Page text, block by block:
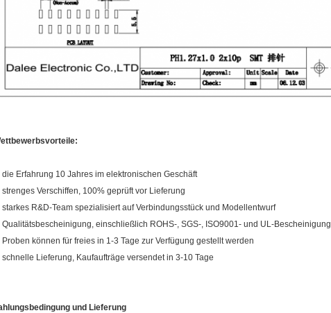
die Erfahrung 10 Jahres im elektronischen Geschäft
strenges Verschiffen, 100% geprüft vor Lieferung
starkes R&D-Team spezialisiert auf Verbindungsstück und Modellentwurf
Qualitätsbescheinigung, einschließlich ROHS-, SGS-, ISO9001- und UL-Bescheinigung
Proben können für freies in 1-3 Tage zur Verfügung gestellt werden
schnelle Lieferung, Kaufaufträge versendet in 3-10 Tage
und Lieferung